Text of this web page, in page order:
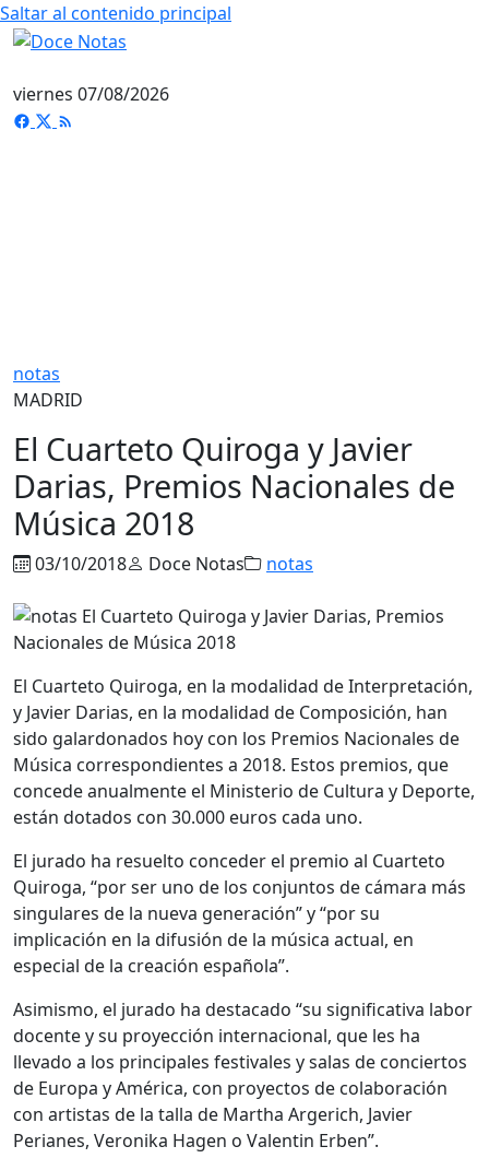
Saltar al contenido principal
viernes 07/08/2026
notas
MADRID
El Cuarteto Quiroga y Javier
Darias, Premios Nacionales de
Música 2018
03/10/2018 Doce Notas notas
El Cuarteto Quiroga, en la modalidad de Interpretación,
y Javier Darias, en la modalidad de Composición, han
sido galardonados hoy con los Premios Nacionales de
Música correspondientes a 2018. Estos premios, que
concede anualmente el Ministerio de Cultura y Deporte,
están dotados con 30.000 euros cada uno.
El jurado ha resuelto conceder el premio al Cuarteto
Quiroga, “por ser uno de los conjuntos de cámara más
singulares de la nueva generación” y “por su
implicación en la difusión de la música actual, en
especial de la creación española”.
Asimismo, el jurado ha destacado “su significativa labor
docente y su proyección internacional, que les ha
llevado a los principales festivales y salas de conciertos
de Europa y América, con proyectos de colaboración
con artistas de la talla de Martha Argerich, Javier
Perianes, Veronika Hagen o Valentin Erben”.